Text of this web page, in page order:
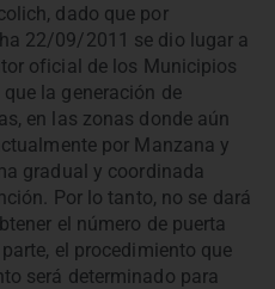
dado que por
22/09/2011 se dio lugar a
oficial de los Municipios
la generación de
en las zonas donde aún
por Manzana y
gradual y coordinada
Por lo tanto, no se dará
el número de puerta
el procedimiento que
será determinado para